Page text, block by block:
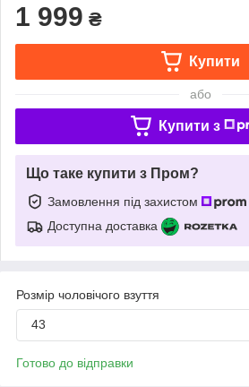
1 999 ₴
Купити
або
Купити з
Що таке купити з Пром?
Замовлення під захистом
Доступна доставка
Розмір чоловічого взуття
43
Готово до відправки